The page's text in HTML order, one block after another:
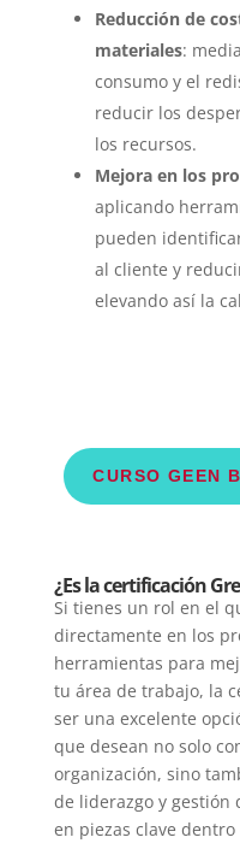
Reducción de
materiales:
consumo y el
reducir los
los recursos.
Mejora en los
aplicando
pueden
al cliente y
elevando así la
CURSO GEEN
¿Es la certificación
Si tienes un rol en el
directamente en los
herramientas para
tu área de trabajo, la
ser una excelente
que desean no solo
organización, sino
de liderazgo y gestión
en piezas clave